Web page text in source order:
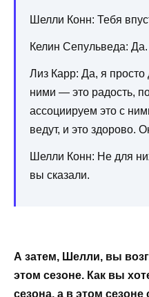
Шелли Конн: Тебя
Келин Сепульведа:
Лиз Карр: Да, я
ними — это радость,
ассоциируем это с
ведут, и это здорово.
Шелли Конн: Не для
вы сказали.
А затем, Шелли, вы
этом сезоне. Как вы
сезона, а в этом